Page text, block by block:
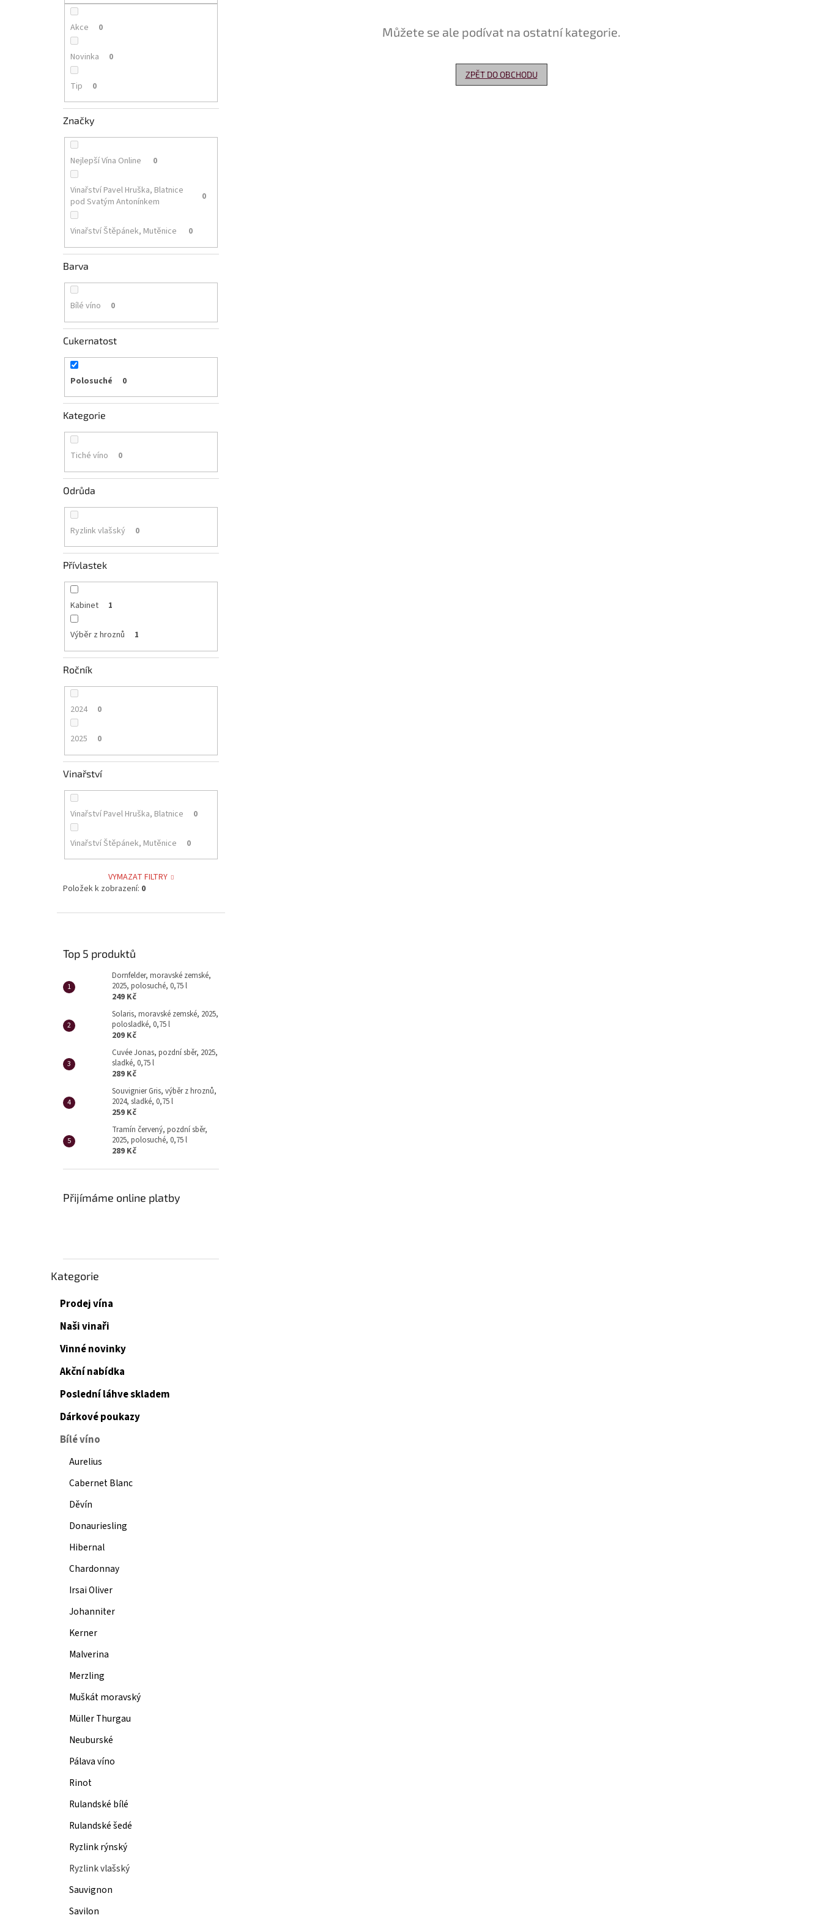
Akce 0
Novinka 0
Tip 0
Značky
Nejlepší Vína Online 0
Vinařství Pavel Hruška, Blatnice
pod Svatým Antonínkem
0
Vinařství Štěpánek, Mutěnice 0
Barva
Bílé víno 0
Cukernatost
Polosuché 0
Kategorie
Tiché víno 0
Odrůda
Ryzlink vlašský 0
Přívlastek
Kabinet 1
Výběr z hroznů 1
Ročník
2024 0
2025 0
Vinařství
Vinařství Pavel Hruška, Blatnice 0
Vinařství Štěpánek, Mutěnice 0
VYMAZAT FILTRY
Položek k zobrazení: 0
Top 5 produktů
Dornfelder, moravské zemské,
2025, polosuché, 0,75 l
249 Kč
Solaris, moravské zemské, 2025,
polosladké, 0,75 l
209 Kč
Cuvée Jonas, pozdní sběr, 2025,
sladké, 0,75 l
289 Kč
Souvignier Gris, výběr z hroznů,
2024, sladké, 0,75 l
259 Kč
Tramín červený, pozdní sběr,
2025, polosuché, 0,75 l
289 Kč
Přijímáme online platby
Přeskočit
Kategorie
Prodej vína
Naši vinaři
Vinné novinky
Akční nabídka
Poslední láhve skladem
Dárkové poukazy
Bílé víno
Aurelius
Cabernet Blanc
Děvín
Donauriesling
Hibernal
Chardonnay
Irsai Oliver
Johanniter
Kerner
Malverina
Merzling
Muškát moravský
Müller Thurgau
Neuburské
Pálava víno
Rinot
Rulandské bílé
Rulandské šedé
Ryzlink rýnský
Ryzlink vlašský
Sauvignon
Savilon
Můžete se ale podívat na ostatní kategorie.
ZPĚT DO OBCHODU